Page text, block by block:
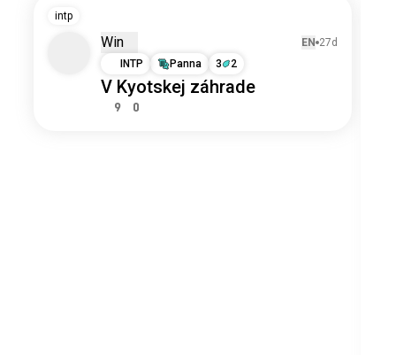
intp
Win EN 27d
INTP
Panna 3 2
V Kyotskej záhrade​
9 0